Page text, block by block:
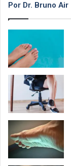
Por Dr. Bruno Air